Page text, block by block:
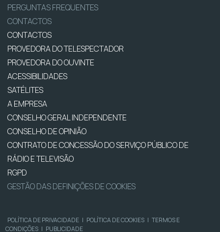
PERGUNTAS FREQUENTES
CONTACTOS
CONTACTOS
PROVEDORA DO TELESPECTADOR
PROVEDORA DO OUVINTE
ACESSIBILIDADES
SATÉLITES
A EMPRESA
CONSELHO GERAL INDEPENDENTE
CONSELHO DE OPINIÃO
CONTRATO DE CONCESSÃO DO SERVIÇO PÚBLICO DE
RÁDIO E TELEVISÃO
RGPD
GESTÃO DAS DEFINIÇÕES DE COOKIES
POLÍTICA DE PRIVACIDADE | POLÍTICA DE COOKIES | TERMOS E
CONDIÇÕES | PUBLICIDADE